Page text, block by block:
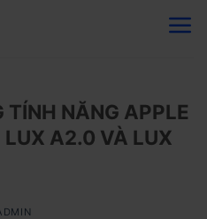
TÍNH NĂNG APPLE
A2.0 VÀ LUX